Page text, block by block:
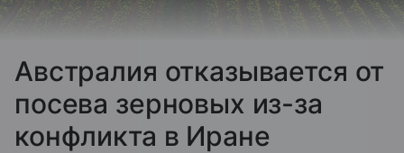
Австралия отказывается от
посева зерновых из-за
конфликта в Иране